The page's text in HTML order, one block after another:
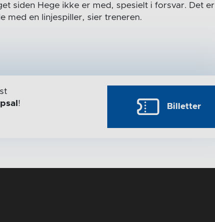
siden Hege ikke er med, spesielt i forsvar. Det er
med en linjespiller, sier treneren.
! Billetter